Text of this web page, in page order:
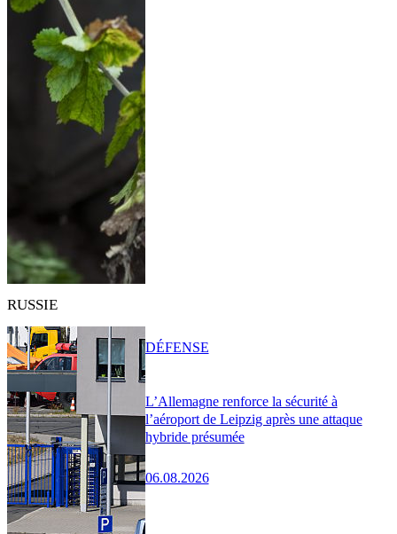
RUSSIE
L’Allemagne renforce la sécurité à
l’aéroport de Leipzig après une attaque
hybride présumée
06.08.2026
DÉFENSE